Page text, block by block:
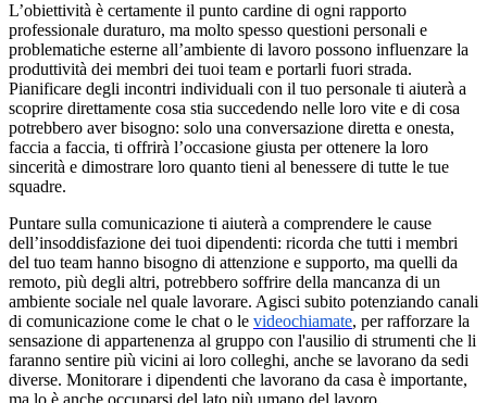
L’obiettività è certamente il punto cardine di ogni rapporto
professionale duraturo, ma molto spesso questioni personali e
problematiche esterne all’ambiente di lavoro possono influenzare la
produttività dei membri dei tuoi team e portarli fuori strada.
Pianificare degli incontri individuali con il tuo personale ti aiuterà a
scoprire direttamente cosa stia succedendo nelle loro vite e di cosa
potrebbero aver bisogno: solo una conversazione diretta e onesta,
faccia a faccia, ti offrirà l’occasione giusta per ottenere la loro
sincerità e dimostrare loro quanto tieni al benessere di tutte le tue
squadre.
Puntare sulla comunicazione ti aiuterà a comprendere le cause
dell’insoddisfazione dei tuoi dipendenti: ricorda che tutti i membri
del tuo team hanno bisogno di attenzione e supporto, ma quelli da
remoto, più degli altri, potrebbero soffrire della mancanza di un
ambiente sociale nel quale lavorare. Agisci subito potenziando canali
di comunicazione come le chat o le videochiamate, per rafforzare la
sensazione di appartenenza al gruppo con l'ausilio di strumenti che li
faranno sentire più vicini ai loro colleghi, anche se lavorano da sedi
diverse. Monitorare i dipendenti che lavorano da casa è importante,